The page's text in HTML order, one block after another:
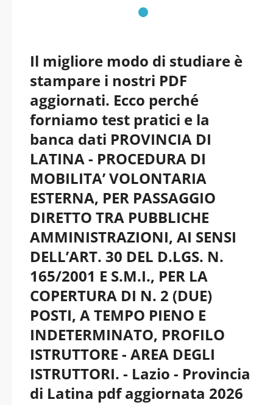
Il migliore modo di studiare è
stampare i nostri PDF
aggiornati. Ecco perché
forniamo test pratici e la
banca dati PROVINCIA DI
LATINA - PROCEDURA DI
MOBILITA’ VOLONTARIA
ESTERNA, PER PASSAGGIO
DIRETTO TRA PUBBLICHE
AMMINISTRAZIONI, AI SENSI
DELL’ART. 30 DEL D.LGS. N.
165/2001 E S.M.I., PER LA
COPERTURA DI N. 2 (DUE)
POSTI, A TEMPO PIENO E
INDETERMINATO, PROFILO
ISTRUTTORE - AREA DEGLI
ISTRUTTORI. - Lazio - Provincia
di Latina pdf aggiornata 2026